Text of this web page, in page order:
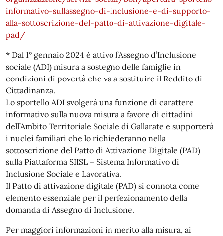
informativo-sullassegno-di-inclusione-e-di-supporto-
alla-sottoscrizione-del-patto-di-attivazione-digitale-
pad/
* Dal 1° gennaio 2024 è attivo l’Assegno d’Inclusione
sociale (ADI) misura a sostegno delle famiglie in
condizioni di povertà che va a sostituire il Reddito di
Cittadinanza.
Lo sportello ADI svolgerà una funzione di carattere
informativo sulla nuova misura a favore di cittadini
dell’Ambito Territoriale Sociale di Gallarate e supporterà
i nuclei familiari che lo richiederanno nella
sottoscrizione del Patto di Attivazione Digitale (PAD)
sulla Piattaforma SIISL – Sistema Informativo di
Inclusione Sociale e Lavorativa.
Il Patto di attivazione digitale (PAD) si connota come
elemento essenziale per il perfezionamento della
domanda di Assegno di Inclusione.
Per maggiori informazioni in merito alla misura, ai